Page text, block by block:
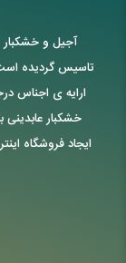
تاسیس گردیده
ارایه ی اجناس
خشکبار عابدینی
ایجاد فروشگاه